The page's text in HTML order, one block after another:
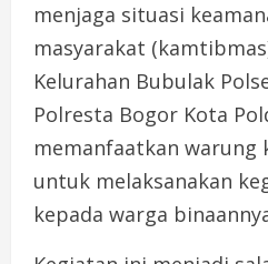
menjaga situasi
masyarakat
Kelurahan Bubulak
Polresta Bogor Kota
memanfaatkan warung
untuk melaksanakan
kepada warga